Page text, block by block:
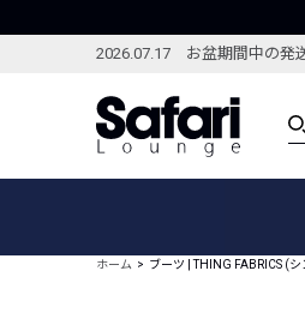
2026.07.17 お盆期間中の発
ブランドから探す
ホーム ブーツ | THING FABRICS (